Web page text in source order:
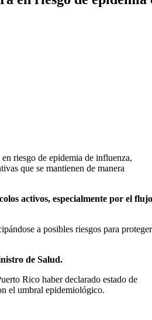
riesgo de epidemia de influenza,
que se mantienen de manera
activos, especialmente por el flujo
a posibles riesgos para proteger
de Salud.
Rico haber declarado estado de
el umbral epidemiológico.